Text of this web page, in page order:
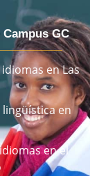
Campus GC
en Las
en
en el